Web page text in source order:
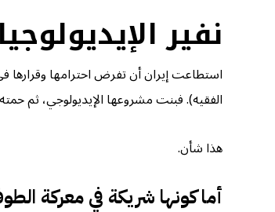
نفير الإيديولوجيا
استطاعت إيران أن تفرض احترامها
الفقيه). فبنت مشروعها الإيديولوجي، ثم
هذا شأن.
أما كونها شريكة في معركة